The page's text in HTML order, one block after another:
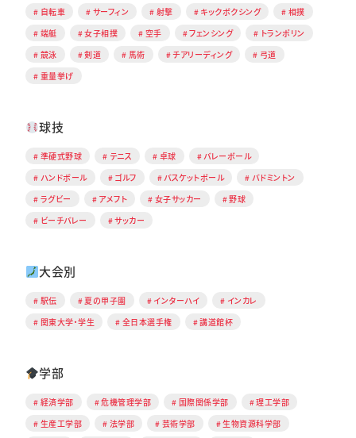
自転車
サーフィン 射撃 キックボクシング
相撲
端艇
女子相撲 空手 フェンシング
トランポリン
競泳
剣道 馬術 チアリーディング
弓道
重量挙げ
球技
準硬式野球 テニス 卓球
バレーボール
ハンドボール
ゴルフ バスケットボール
バドミントン
ラグビー
アメフト 女子サッカー
野球
ビーチバレー
サッカー
大会別
駅伝 夏の甲子園 インターハイ
インカレ
関東大学・学生
全日本選手権 講道館杯
学部
経済学部 危機管理学部 国際関係学部
理工学部
生産工学部
法学部 芸術学部
生物資源科学部